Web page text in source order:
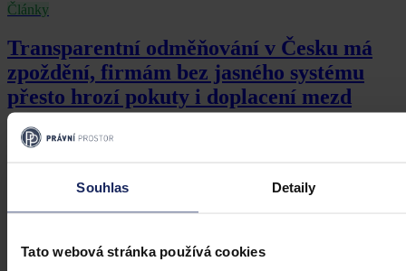
Souhlas Detaily
Tato webová stránka používá cookies
Články
Transparentní odměňování v Česku má
zpoždění, firmám bez jasného systému
přesto hrozí pokuty i doplacení mezd
Česko má podle Eurostatu jeden z nejvyšších rozdílů v odměňování
žen a mužů v EU – gender pay gap dosahuje okolo 18 %. Evropská
informační asymetrii na pracovním trhu a dlouhodobě tak přispět i
ke zmenšení rozdílu ve mzdách mužů a žen, však nabrala v České
republice zpoždění.
Ivona Tajšlová • 4. srpna 2026, 07:18